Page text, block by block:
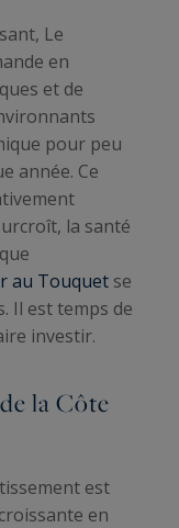
Le
en
et de
pour peu
année. Ce
la santé
au Touquet se
Il est temps de
investir.
la Côte
est
en